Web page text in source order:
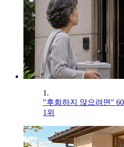
1.
"후회하지 않으려면"
1위